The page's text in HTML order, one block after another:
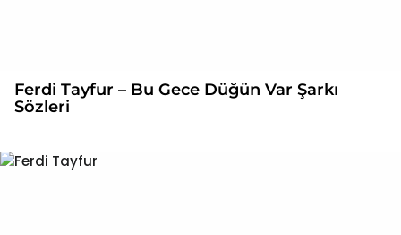
Ferdi Tayfur – Bu Gece Düğün Var Şarkı
Sözleri